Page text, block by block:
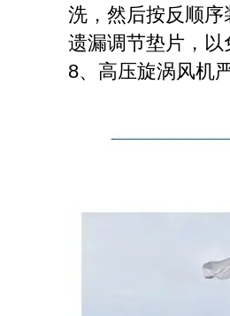
洗，然后按反顺
遗漏调节垫片，
8、高压旋涡风机